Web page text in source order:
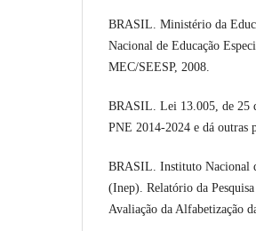
BRASIL. Ministério da
Nacional de Educação
MEC/SEESP, 2008.
BRASIL. Lei 13.005, de 25
PNE 2014-2024 e dá
BRASIL. Instituto Nacional
(Inep). Relatório da
Avaliação da Alfabetização